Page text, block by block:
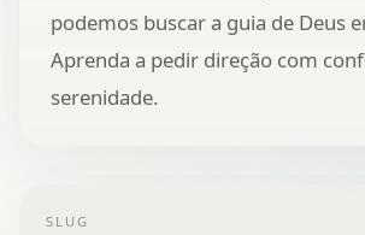
podemos buscar a guia de Deus
Aprenda a pedir direção com
serenidade.
SLUG